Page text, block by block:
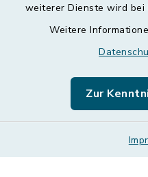
weiterer Dienste wird
Weitere
Zur